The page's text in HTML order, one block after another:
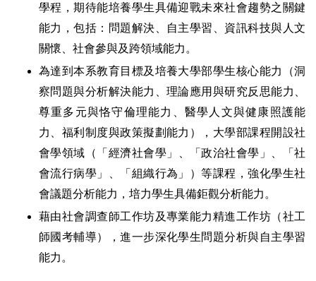
學程，期待能培養學生具備迎戰未來社會趨勢之關鍵
能力，包括：問題解決、自主學習、資訊科技與人文
關懷、社會參與及跨領域能力。
為達到本系教育目標及培養大學部學生核心能力（洞
察問題與分析解決能力、理論應用與研究反思能力、
尊重多元與恪守倫理能力、醫學人文與健康照護能
力、福利制度與政策擬劃能力）， 大學部課程開設社
會學領域（
「 經濟社會學 」 「政治社會學 」、
「社
會流行病學」、「組織行為」）等課程，強化學生社
會議題分析能力，培力學生具備鉅觀分析能力。
藉由社會調查師工作坊及專業能力精進工作坊（社工
師國考輔導），進一步深化學生問題分析與自主學習
能力 。